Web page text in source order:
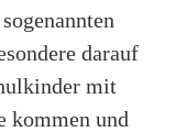
darauf
mit
kommen und